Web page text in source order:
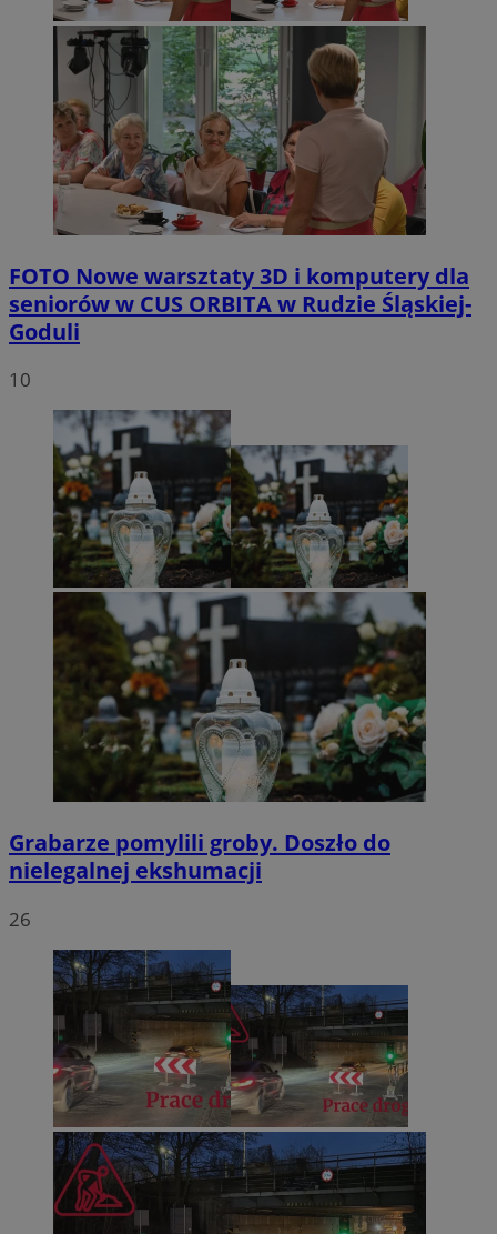
FOTO Nowe warsztaty 3D i komputery dla
seniorów w CUS ORBITA w Rudzie Śląskiej-
Goduli
10
Grabarze pomylili groby. Doszło do
nielegalnej ekshumacji
26